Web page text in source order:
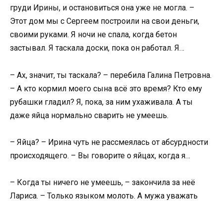
груди Ирины, и остановиться она уже не могла. –
Этот дом мы с Сергеем построили на свои деньги,
своими руками. Я ночи не спала, когда бетон
застывал. Я таскала доски, пока он работал. Я…
– Ах, значит, ты таскала? – перебила Галина Петровна.
– А кто кормил моего сына всё это время? Кто ему
рубашки гладил? Я, пока, за ним ухаживала. А ты
даже яйца нормально сварить не умеешь.
– Яйца? – Ирина чуть не рассмеялась от абсурдности
происходящего. – Вы говорите о яйцах, когда я…
– Когда ты ничего не умеешь, – закончила за неё
Лариса. – Только языком молоть. А мужа уважать